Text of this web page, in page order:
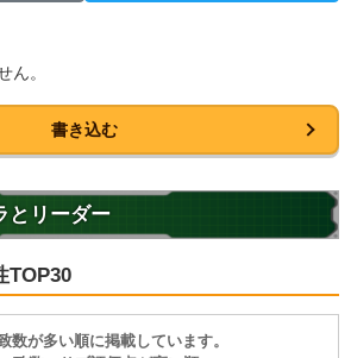
ん。
書き込む
とリーダー
TOP30
数が多い順に掲載しています。